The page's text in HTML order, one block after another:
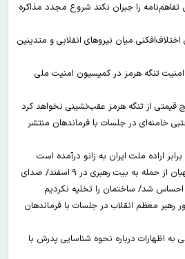
تفاهم‌نامه را جبران نکند شروع مجدد مذاکره
میان نیروهای انقلابی و متدینین
تنگه هرمز در کمیسیون امنیت ملی
قیمتی از تنگه هرمز عقب‌نشینی نخواهد کرد
خامنه‌ای در جلسات با فرماندهان منتشر
اراده ملت ایران به زانو درآمده است
روایت سخنگوی شورای نگهبان از حمله به بیت رهبری در ۹ اسفند/ صدای
احساس شد/ ساختمان را تخلیه نکردیم
رهبر معظم انقلاب در جلسات با فرماندهان
به اظهارات درباره نحوه شناسایی پدرش با